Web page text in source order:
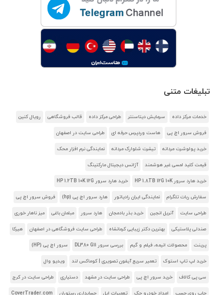
تبلیغات متنی
خدمات مرکز داده سرمایش دیتاسنتر طراحی مرکز داده قالب فروشگاهی رویال کنین
فروش سرور اچ پی هاست وردپرس حرفه ای طراحی سایت در اصفهان
خرید پولوشرت مردانه تیشرت شلوارک مردانه نمایندگی نرم افزار محک
قیمت کلید لمسی غیر هوشمند آژانس دیجیتال مارکتینگ
خرید هارد سرور HP 1.8TB 12G 10K خرید هارد سرور HP 1.2TB 10K 12G
سفارش ربات تلگرام نمایندگی ایران رادیاتور هارد سرور اچ پی (hp) فروش سرور اچ پی
طراحی سایت آنریل انجین خرید بذر بادمجان هارد سرور مبلمان باغی میز ناهار خوری
صندلی پلاستیکی بهترین دکتر زیبایی کرمانشاه طراحی سایت فروشگاهی در اصفهان هیرکا
پرینت محصولات انیمه، فیلم و گیم بررسی سرور DL380 G11 سرور اچ پی (HP)
خرید لپ تاپ استوک تعمیر سریع آیفون تصویری | کوماکس لند ویدیو وال
سی پی کالاف خرید سرور اچ پی طراحی سایت در مشهد دستیاری طراحی سایت در کرج
چاپ روی چسب امداد خودرو جک تعمیرات اپل حسابداری رستوران CoverTrader.com